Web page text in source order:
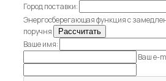
Город поставки:
Энергосберегающая функция с
поручня
Ваше имя:
Ваш e-